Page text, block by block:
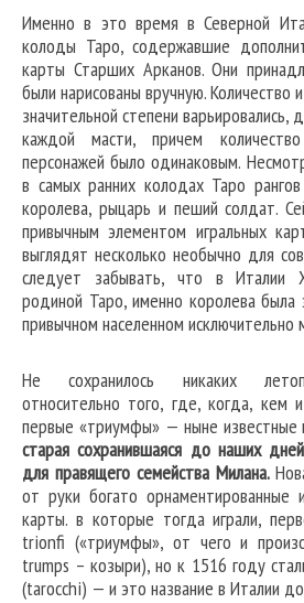
Именно в это время в Северной
колоды Таро, содержавшие
карты Старших Арканов. Они
были нарисованы вручную. Количество
значительной степени
каждой масти, причем
персонажей было одинаковым.
в самых ранних колодах Таро
королева, рыцарь и пеший солдат.
привычным элементом игральных
выглядят несколько необычно для
следует забывать, что в Италии
родиной Таро, именно королева была
привычном населенном
Не сохранилось никаких
относительно того, где, когда, кем
первые «триумфы» — ныне известные
старая сохранившаяся до наших
для правящего семейства Милана.
от руки богато орнаментированные
карты. в которые тогда играли,
trionfi («триумфы», от чего и
trumps – козыри), но к 1516 году
(tarocchi) — и это название в Италии